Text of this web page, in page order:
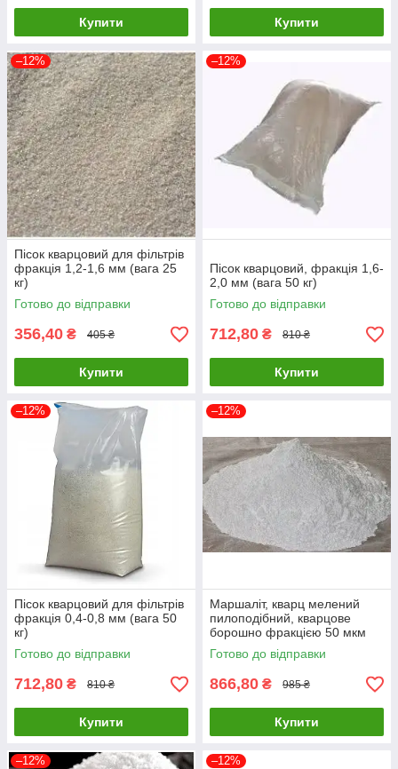
Купити Купити
–12%
Пісок кварцовий для фільтрів
фракція 1,2-1,6 мм (вага 25
кг)
Готово до відправки
356,40 ₴ 405 ₴
Купити
–12%
Пісок кварцовий, фракція 1,6-
2,0 мм (вага 50 кг)
Готово до відправки
712,80 ₴ 810 ₴
Купити
–12%
Пісок кварцовий для фільтрів
фракція 0,4-0,8 мм (вага 50
кг)
Готово до відправки
712,80 ₴ 810 ₴
Купити
–12%
Маршаліт, кварц мелений
пилоподібний, кварцове
борошно фракцією 50 мкм
(50 кг)
Готово до відправки
866,80 ₴ 985 ₴
Купити
–12% –12%